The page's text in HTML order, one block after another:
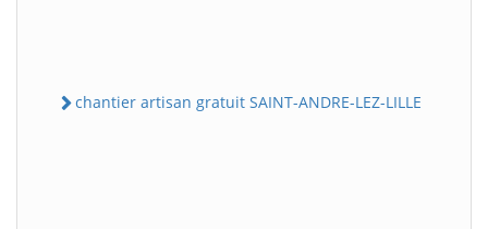
chantier artisan gratuit SAINT-ANDRE-LEZ-LILLE